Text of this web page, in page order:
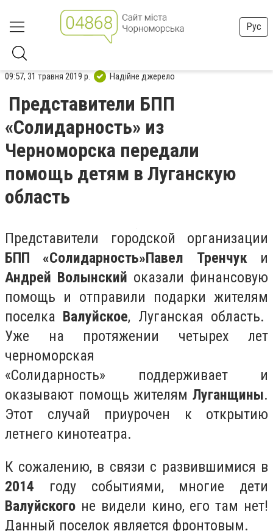
Рус
09:57, 31 травня 2019 р. Надійне джерело
Представители БПП
«Солидарность» из
Черноморска передали
помощь детям в Луганскую
область
Представители городской организации
БПП «Солидарность»Павел Тренчуки
Андрей Волынский оказали финансовую
помощь и отправили подарки жителям
поселка Валуйское, Луганская область.
Уже на протяжении четырех лет
черноморская
«Солидарность» поддерживает и
оказывают помощь жителям Луганщины.
Этот случай приурочен к открытию
летнего кинотеатра.
К сожалению, в связи с развившимися в
2014 году событиями, многие дети
Валуйского не видели кино, его там нет!
Данный поселок является фронтовым.